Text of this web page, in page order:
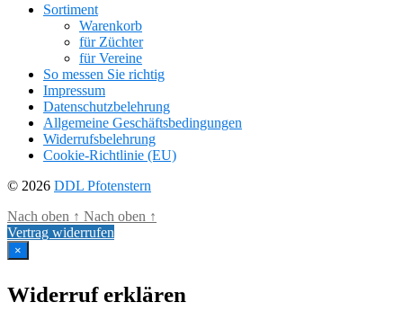
Sortiment
Warenkorb
für Züchter
für Vereine
So messen Sie richtig
Impressum
Datenschutzbelehrung
Allgemeine Geschäftsbedingungen
Widerrufsbelehrung
Cookie-Richtlinie (EU)
© 2026 DDL Pfotenstern
Nach oben ↑ Nach oben ↑
Vertrag widerrufen
×
Widerruf erklären